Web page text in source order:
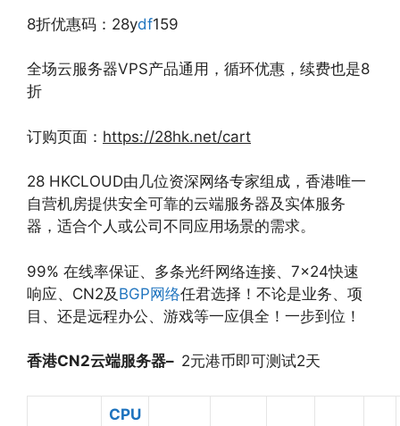
8折优惠码：28ydf159
全场云服务器VPS产品通用，循环优惠，续费也是8
折
订购页面： https://28hk.net/cart
28 HKCLOUD由几位资深网络专家组成，香港唯一
自营机房提供安全可靠的云端服务器及实体服务
器，适合个人或公司不同应用场景的需求。
99% 在线率保证、多条光纤网络连接、7×24快速
响应、CN2及 BGP网络任君选择！不论是业务、项
目、还是远程办公、游戏等一应俱全！一步到位！
香港CN2云端服务器– 2元港币即可测试2天
CPU